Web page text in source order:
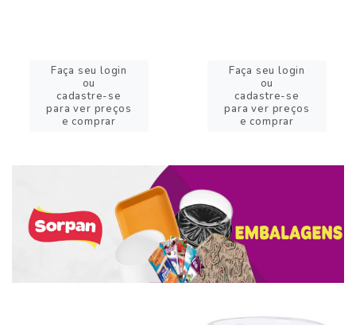
Faça seu login
ou
cadastre-se
para ver preços
e comprar
Faça seu login
ou
cadastre-se
para ver preços
e comprar